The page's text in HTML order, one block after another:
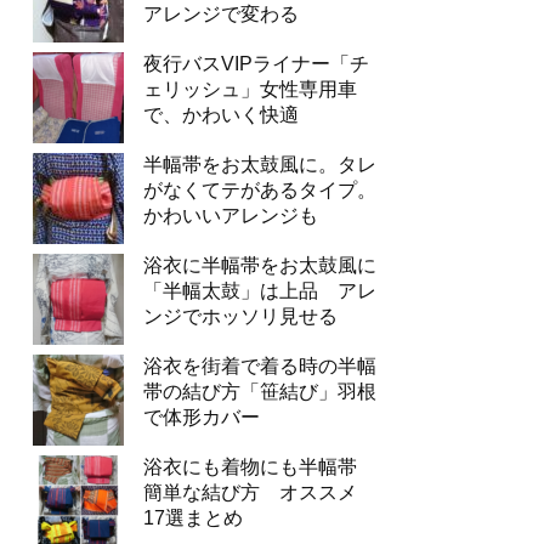
アレンジで変わる
夜行バスVIPライナー「チ
ェリッシュ」女性専用車
で、かわいく快適
半幅帯をお太鼓風に。タレ
がなくてテがあるタイプ。
かわいいアレンジも
浴衣に半幅帯をお太鼓風に
「半幅太鼓」は上品 アレ
ンジでホッソリ見せる
浴衣を街着で着る時の半幅
帯の結び方「笹結び」羽根
で体形カバー
浴衣にも着物にも半幅帯
簡単な結び方 オススメ
17選まとめ